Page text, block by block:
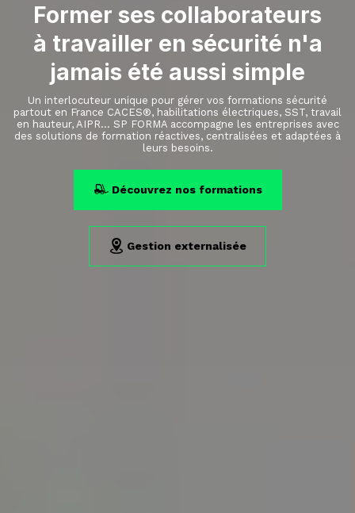
Former ses collaborateurs
à travailler en sécurité n'a
jamais été aussi simple
Un interlocuteur unique pour gérer vos formations sécurité
partout en France CACES®, habilitations électriques, SST, travail
en hauteur, AIPR… SP FORMA accompagne les entreprises avec
des solutions de formation réactives, centralisées et adaptées à
leurs besoins.
Découvrez nos formations
Gestion externalisée